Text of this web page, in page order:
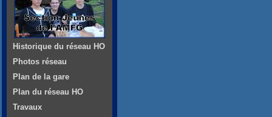
Historique du réseau HO
Photos réseau
Plan de la gare
Plan du réseau HO
Travaux